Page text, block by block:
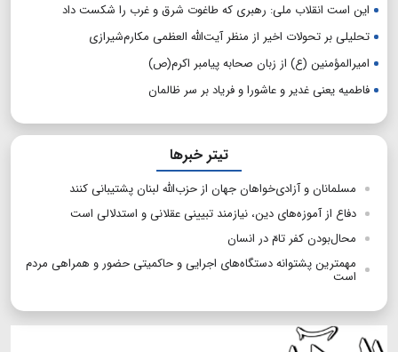
این است انقلاب ملی: رهبری که طاغوت شرق و غرب را شکست داد
تحلیلی بر تحولات اخیر از منظر آیت‌الله العظمی مکارم‌شیرازی
امیرالمؤمنین (ع) از زبان صحابه پیامبر اکرم(ص)
فاطمیه یعنی غدیر و عاشورا و فریاد بر سر ظالمان
تیتر خبرها
مسلمانان و آزادی‌خواهان جهان از حزب‌الله لبنان پشتیبانی کنند
دفاع از آموزه‌های دین، نیازمند تبیینی عقلانی و استدلالی است
محال‌بودن کفر تامّ در انسان
مهمترین پشتوانه دستگاه‌های اجرایی و حاکمیتی حضور و همراهی مردم
است